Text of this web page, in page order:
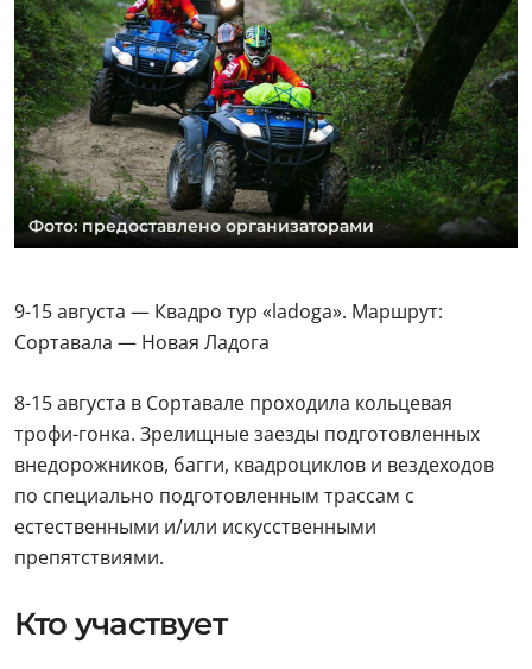
Фото: предоставлено организаторами
9-15 августа — Квадро тур «ladoga». Маршрут:
Сортавала — Новая Ладога
8-15 августа в Сортавале проходила кольцевая
трофи-гонка. Зрелищные заезды подготовленных
внедорожников, багги, квадроциклов и вездеходов
по специально подготовленным трассам с
естественными и/или искусственными
препятствиями.
Кто участвует